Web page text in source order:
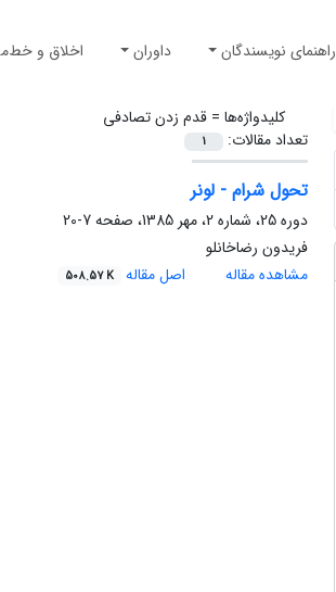
راهنمای نویسندگان داوران اخلاق و
کلیدواژه‌ها =قدم زدن تصادفی
تعداد مقالات:
1
تحول شرام - لونر
دوره 25، شماره 2، مهر 1385، صفحه
7-20
فریدون رضاخانلو
مشاهده مقاله
اصل مقاله 508.57 K